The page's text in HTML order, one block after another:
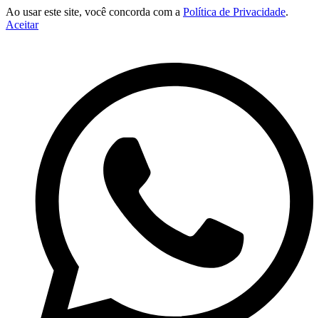
Ao usar este site, você concorda com a Política de Privacidade.
Aceitar